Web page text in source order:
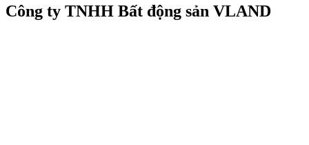
Công ty TNHH Bất động sản VLAND